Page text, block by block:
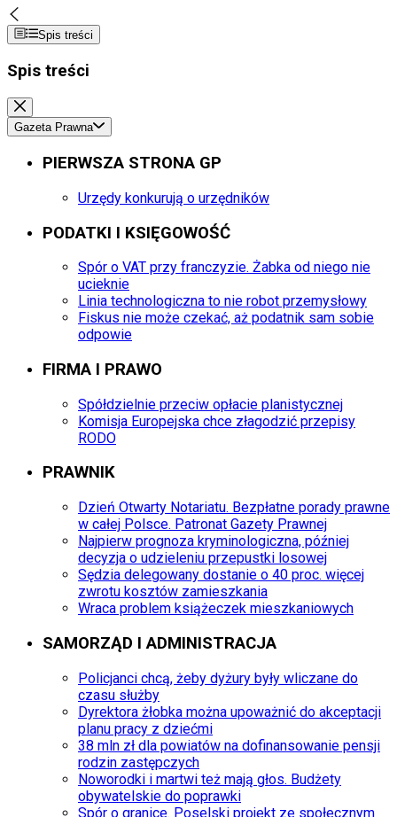
Spis treści
Spis treści
Gazeta Prawna
PIERWSZA STRONA GP
Urzędy konkurują o urzędników
PODATKI I KSIĘGOWOŚĆ
Spór o VAT przy franczyzie. Żabka od niego nie
ucieknie
Linia technologiczna to nie robot przemysłowy
Fiskus nie może czekać, aż podatnik sam sobie
odpowie
FIRMA I PRAWO
Spółdzielnie przeciw opłacie planistycznej
Komisja Europejska chce złagodzić przepisy
RODO
PRAWNIK
Dzień Otwarty Notariatu. Bezpłatne porady prawne
w całej Polsce. Patronat Gazety Prawnej
Najpierw prognoza kryminologiczna, później
decyzja o udzieleniu przepustki losowej
Sędzia delegowany dostanie o 40 proc. więcej
zwrotu kosztów zamieszkania
Wraca problem książeczek mieszkaniowych
SAMORZĄD I ADMINISTRACJA
Policjanci chcą, żeby dyżury były wliczane do
czasu służby
Dyrektora żłobka można upoważnić do akceptacji
planu pracy z dziećmi
38 mln zł dla powiatów na dofinansowanie pensji
rodzin zastępczych
Noworodki i martwi też mają głos. Budżety
obywatelskie do poprawki
Spór o granice. Poselski projekt ze społecznym